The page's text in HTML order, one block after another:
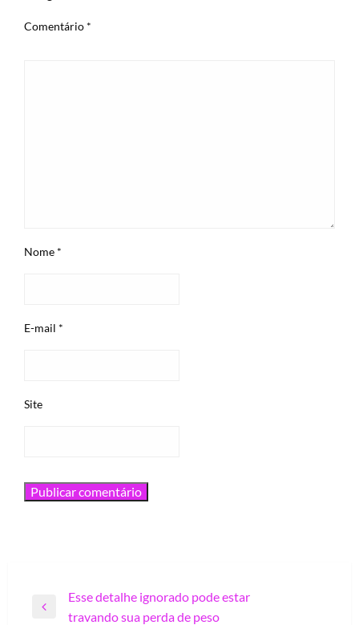
Comentário *
Nome *
E-mail *
Site
Navegação
Previous
Esse detalhe ignorado pode estar
travando sua perda de peso